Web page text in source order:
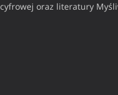
cyfrowej oraz literatury